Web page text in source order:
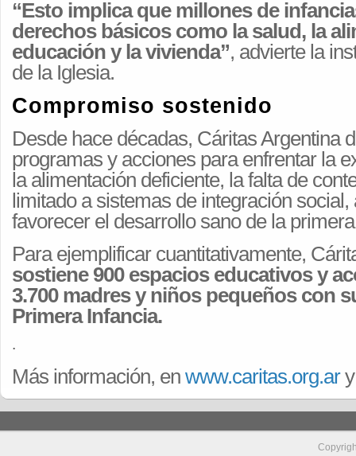
“Esto implica que millones de
derechos básicos como la salud, la
educación y la vivienda”, advierte la
de la Iglesia.
Compromiso sostenido
Desde hace décadas, Cáritas Argentina
programas y acciones para enfrentar la
la alimentación deficiente, la falta de
limitado a sistemas de integración
favorecer el desarrollo sano de la
Para ejemplificar cuantitativamente,
sostiene 900 espacios educativos y
3.700 madres y niños pequeños con
Primera Infancia.
.
Más información, en www.caritas.org.ary